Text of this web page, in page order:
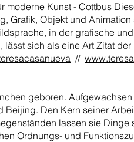
moderne Kunst - Cottbus
Grafik, Objekt und
in der grafische
lässt sich als eine Art Zitat
//
geboren.
Beijing. Den Kern seiner
lassen sie
Ordnungs- und